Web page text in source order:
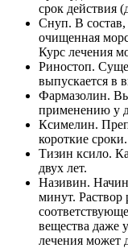
срок действия
Снуп. В состав,
очищенная
Курс лечения
Риностоп.
выпускается в
Фармазолин.
применению у
Ксимелин.
короткие сроки.
Тизин ксило.
двух лет.
Називин.
минут.
вещества даже
лечения может